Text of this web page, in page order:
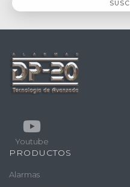
Youtube
PRODUCTOS
Alarmas